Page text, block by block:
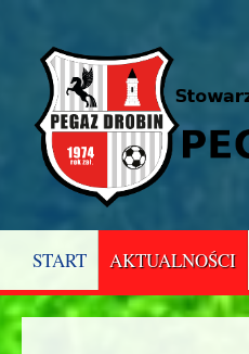
START AKTUALNOŚCI